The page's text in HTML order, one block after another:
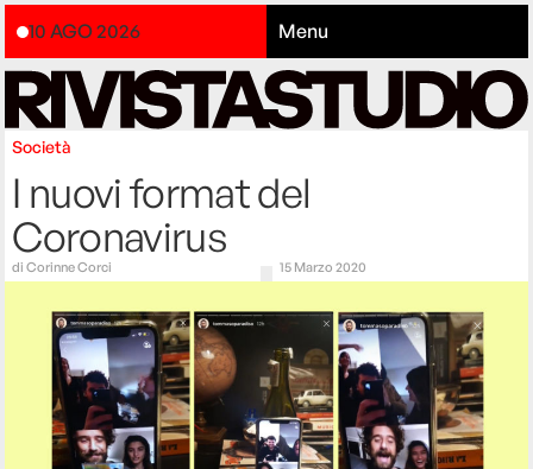
10 AGO 2026 Menu
Società
I nuovi format del
Coronavirus
diCorinne Corci 15 Marzo 2020